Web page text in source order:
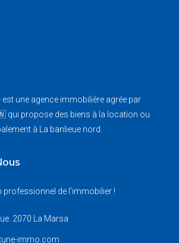
est une agence immobilière agrée par
qui propose des biens à la location ou
à La banlieue nord.
professionnel de l'immobilier !
2070 La Marsa
immo.com